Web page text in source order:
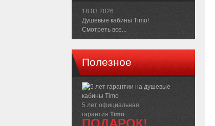
18.03.2026
Душевые кабины Timo!
Смотреть все...
Полезное
5 лет официальная
гарантия Timo
ПОДАРОК!